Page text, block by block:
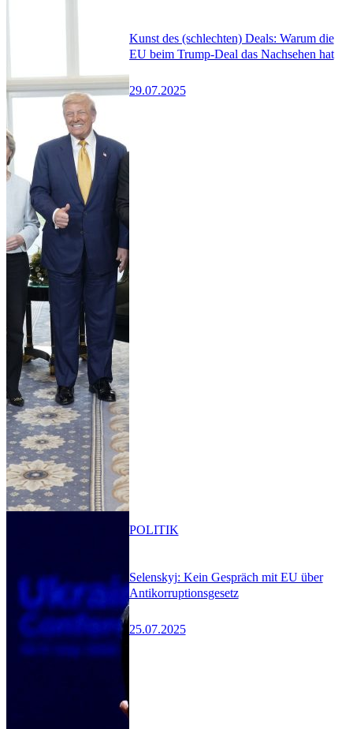
Kunst des (schlechten) Deals: Warum die
EU beim Trump-Deal das Nachsehen hat
29.07.2025
Selenskyj: Kein Gespräch mit EU über
Antikorruptionsgesetz
25.07.2025
POLITIK